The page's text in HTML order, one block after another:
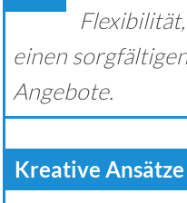
einen
Angebote.
Kreative